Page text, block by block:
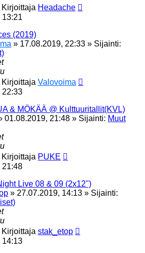
Kirjoittaja Headache
13:21
(2019)
» 17.08.2019, 22:33 » Sijainti:
Kirjoittaja Valovoima
22:33
& MÖKÄÄ @ Kulttuuritallit(KVL)
01.08.2019, 21:48 » Sijainti: Muut
Kirjoittaja PUKE
21:48
Live 08 & 09 (2x12")
» 27.07.2019, 14:13 » Sijainti:
Kirjoittaja stak_etop
14:13